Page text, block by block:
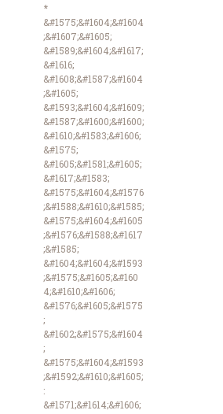
*
&#1575;&#1604;&#1604
;&#1607;&#1605;
&#1589;&#1604;&#1617;
&#1616;
&#1608;&#1587;&#1604
;&#1605;
&#1593;&#1604;&#1609;
&#1587;&#1600;&#1600;
&#1610;&#1583;&#1606;
&#1575;
&#1605;&#1581;&#1605;
&#1617;&#1583;
&#1575;&#1604;&#1576
;&#1588;&#1610;&#1585;
&#1575;&#1604;&#1605
;&#1576;&#1588;&#1617
;&#1585;
&#1604;&#1604;&#1593
;&#1575;&#1605;&#160
4;&#1610;&#1606;
&#1576;&#1605;&#1575
;
&#1602;&#1575;&#1604
;
&#1575;&#1604;&#1593
;&#1592;&#1610;&#1605;
:
&#1571;&#1614;&#1606;